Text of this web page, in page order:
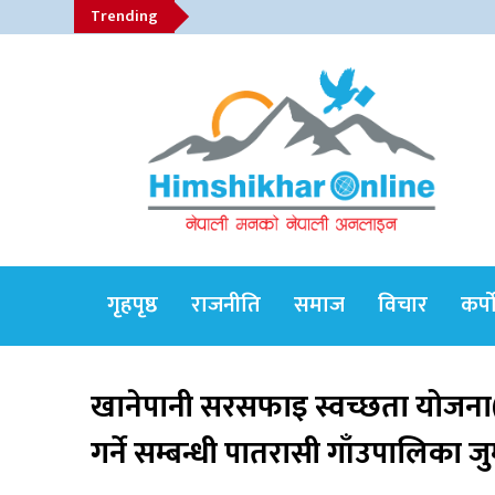
to
Trending
गृहपृष्ठ
राजनीति समाज विचार
जुम्लाबाट सुर्खेत र नेपालगञ्जतर्फ लैजाँदै गरिएको
खानेपानी सरसफाइ स्वच्छता
गर्ने सम्बन्धी पातरासी गाँउपालिका